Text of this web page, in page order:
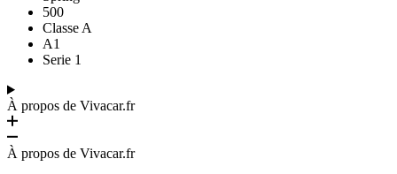
500
Classe A
A1
Serie 1
À propos de Vivacar.fr
À propos de Vivacar.fr